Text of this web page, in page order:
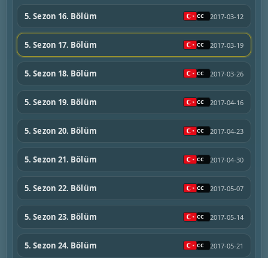
5. Sezon 16. Bölüm 2017-03-12
5. Sezon 17. Bölüm 2017-03-19
5. Sezon 18. Bölüm 2017-03-26
5. Sezon 19. Bölüm 2017-04-16
5. Sezon 20. Bölüm 2017-04-23
5. Sezon 21. Bölüm 2017-04-30
5. Sezon 22. Bölüm 2017-05-07
5. Sezon 23. Bölüm 2017-05-14
5. Sezon 24. Bölüm 2017-05-21